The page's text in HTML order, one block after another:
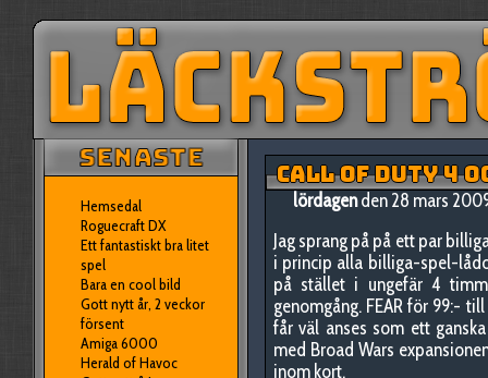
Hemsedal
Roguecraft DX
Ett fantastiskt bra litet
spel
Bara en cool bild
Gott nytt år, 2 veckor
försent
Amiga 6000
Herald of Havoc
CALL OF DUTY 4
lördagenden 28 mars
Jag sprang på på ett par
i princip alla billiga-spel-
på stället i ungefär 4
genomgång. FEAR för 99:-
får väl anses som ett
med Broad Wars
inom kort.